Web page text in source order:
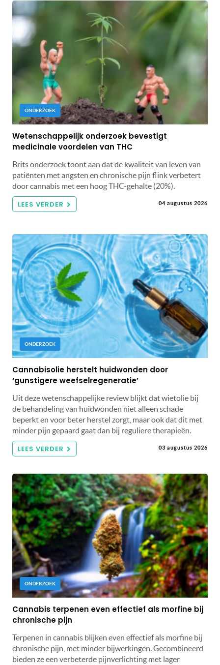
ONDERZOEK
Wetenschappelijk onderzoek bevestigt
medicinale voordelen van THC
Brits onderzoek toont aan dat de kwaliteit van leven van
patiënten met angsten en chronische pijn flink verbetert
door cannabis met een hoog THC-gehalte (20%).
LEES VERDER 04 augustus 2026
ONDERZOEK
Cannabisolie herstelt huidwonden door
‘gunstigere weefselregeneratie’
Uit deze wetenschappelijke review blijkt dat wietolie bij
de behandeling van huidwonden niet alleen schade
beperkt en voor beter herstel zorgt, maar ook dat dit met
minder pijn gepaard gaat dan bij reguliere therapieën.
LEES VERDER 03 augustus 2026
ONDERZOEK
Cannabis terpenen even effectief als morfine bij
chronische pijn
Terpenen in cannabis blijken even effectief als morfine bij
chronische pijn, met minder bijwerkingen. Gecombineerd
bieden ze een verbeterde pijnverlichting met lager